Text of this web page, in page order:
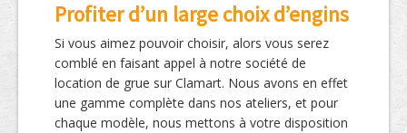
Profiter d’un large choix d’engins
Si vous aimez pouvoir choisir, alors vous serez
comblé en faisant appel à notre société de
location de grue sur Clamart. Nous avons en effet
une gamme complète dans nos ateliers, et pour
chaque modèle, nous mettons à votre disposition